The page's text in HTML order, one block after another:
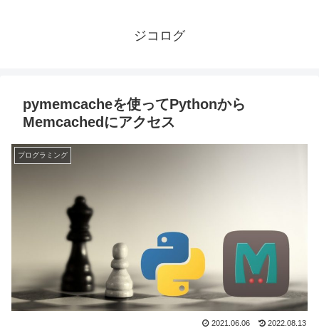
ジコログ
pymemcacheを使ってPythonから
Memcachedにアクセス
プログラミング
2022.08.13
2021.06.06